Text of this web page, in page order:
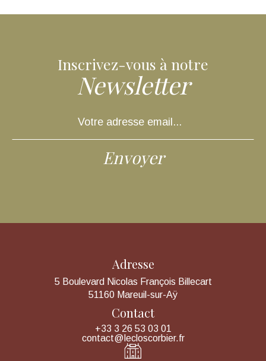
Inscrivez-vous à notre
Newsletter
Adresse
5 Boulevard Nicolas François Billecart
51160 Mareuil-sur-Aÿ
Contact
+33 3 26 53 03 01
contact@lecloscorbier.fr